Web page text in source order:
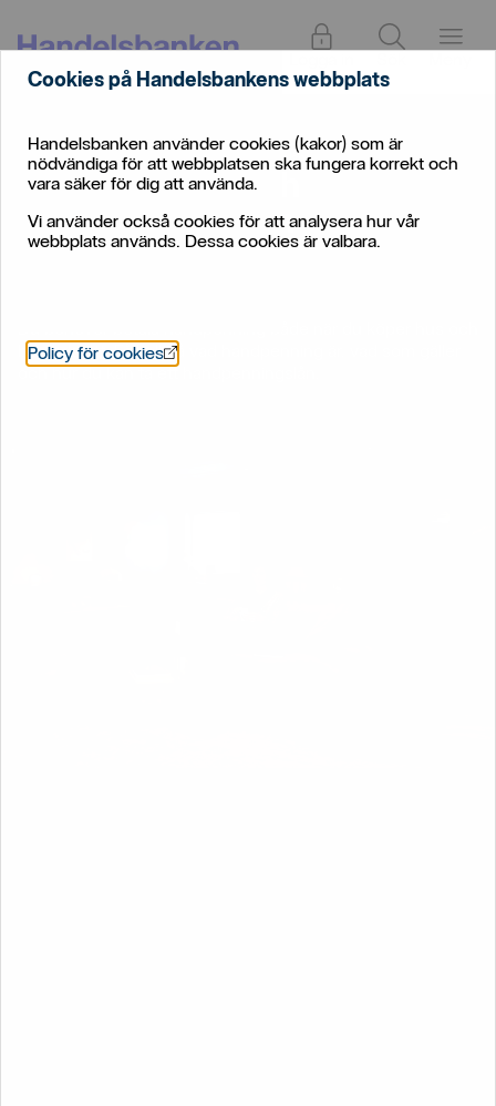
Cookies på Handelsbankens webbplats
Handelsbanken använder cookies (kakor) som är
nödvändiga för att webbplatsen ska fungera korrekt och
vara säker för dig att använda.
Vi använder också cookies för att analysera hur vår
webbplats används. Dessa cookies är valbara.
Policy för cookies Öppnas i nytt fönster
Privat / Bolån/Handpenning och handpenningslån
Handpenning och
handpenningslån
bostadsrätt. Få koll på vad handpenning är, vad som gäller
och hur du kan ta ett handpenningslån.